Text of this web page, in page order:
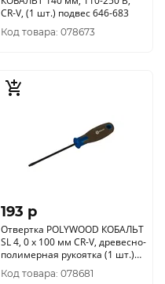
CR-V, (1 шт.) подвес 646-683
Код товара: 078673
193 p
Отвертка POLYWOOD КОБАЛЬТ
SL 4, 0 х 100 мм CR-V, древесно-
полимерная рукоятка (1 шт.)
подвес 911-994
Код товара: 078681